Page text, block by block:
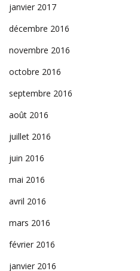
janvier 2017
décembre 2016
novembre 2016
octobre 2016
septembre 2016
août 2016
juillet 2016
juin 2016
mai 2016
avril 2016
mars 2016
février 2016
janvier 2016